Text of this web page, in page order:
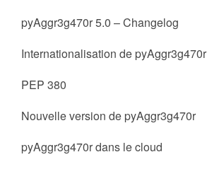
pyAggr3g470r 5.0 – Changelog
Internationalisation de pyAggr3g470r
PEP 380
Nouvelle version de pyAggr3g470r
pyAggr3g470r dans le cloud